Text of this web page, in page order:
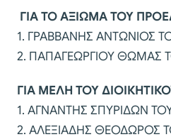
ΓΙΑ ΤΟ ΑΞΙΩΜΑ ΤΟΥ
1. ΓΡΑΒΒΑΝΗΣ ΑΝΤΩΝΙΟΣ
2. ΠΑΠΑΓΕΩΡΓΙΟΥ ΘΩΜΑΣ
ΓΙΑ ΜΕΛΗ ΤΟΥ
1. ΑΓΝΑΝΤΗΣ ΣΠΥΡΙΔΩΝ
2. ΑΛΕΞΙΑΔΗΣ ΘΕΟΔΩΡΟΣ